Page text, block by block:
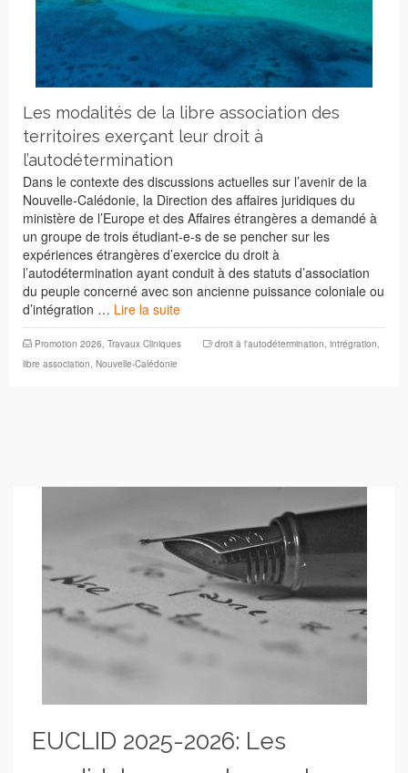
Les modalités de la libre association des
territoires exerçant leur droit à
l’autodétermination
Dans le contexte des discussions actuelles sur l’avenir de la
Nouvelle-Calédonie, la Direction des affaires juridiques du
ministère de l’Europe et des Affaires étrangères a demandé à
un groupe de trois étudiant-e-s de se pencher sur les
expériences étrangères d’exercice du droit à
l’autodétermination ayant conduit à des statuts d’association
du peuple concerné avec son ancienne puissance coloniale ou
d’intégration … Lire la suite
Promotion 2026 Travaux Cliniques droit à l'autodétermination intrégration
libre association Nouvelle-Calédonie
EUCLID 2025-2026: Les